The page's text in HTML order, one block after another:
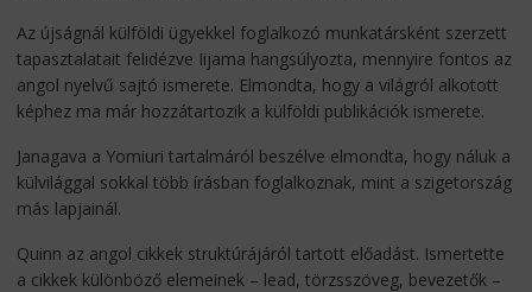
Az újságnál külföldi ügyekkel foglalkozó munkatársként szerzett
tapasztalatait felidézve Iijama hangsúlyozta, mennyire fontos az
angol nyelvű sajtó ismerete. Elmondta, hogy a világról alkotott
képhez ma már hozzátartozik a külföldi publikációk ismerete.
Janagava a Yomiuri tartalmáról beszélve elmondta, hogy náluk a
külvilággal sokkal több írásban foglalkoznak, mint a szigetország
más lapjainál.
Quinn az angol cikkek struktúrájáról tartott előadást. Ismertette
a cikkek különböző elemeinek – lead, törzsszöveg, bevezetők –